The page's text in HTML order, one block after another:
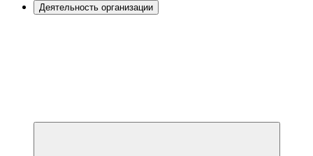
Деятельность организации